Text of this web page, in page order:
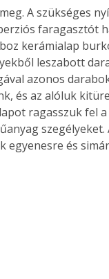
A szükséges
faragasztót
kerámialap
leszabott
azonos
és az alóluk
ragasszuk fel
és